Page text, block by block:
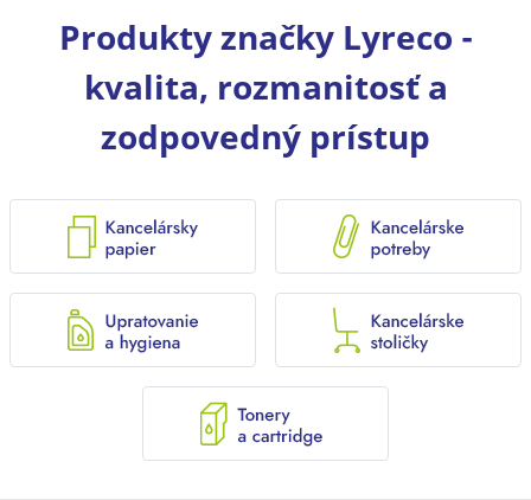
Produkty značky Lyreco -
kvalita, rozmanitosť a
zodpovedný prístup